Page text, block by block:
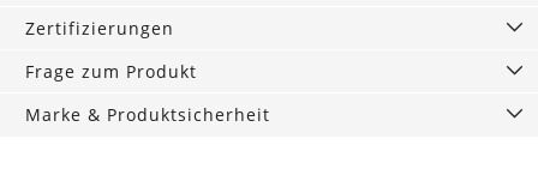
Zertifizierungen
Frage zum Produkt
Marke & Produktsicherheit